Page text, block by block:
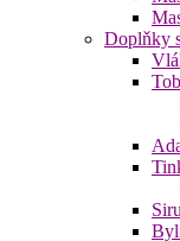
Doplňky